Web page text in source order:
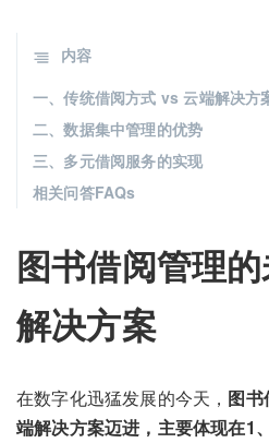
图书借阅管理
解决方案
在数字化迅猛发展的今天， 图书
端解决方案迈进，主要体现在1
内容
一、传统借阅方式 vs 云端解决方
二、数据集中管理的优势
三、多元借阅服务的实现
相关问答FAQs